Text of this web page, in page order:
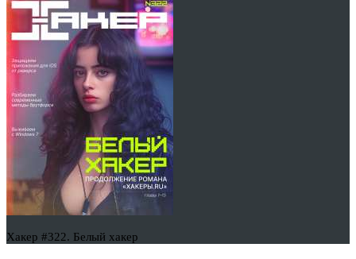
Хакер #322. Белый хакер